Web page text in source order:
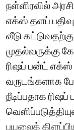
நள்ளிரவில்
எக்ஸ் தளப்
வீடு
முதல்வருக்கு
ரிஷப் பன்ட் எக்ஸ்
வருடங்களாக
நீடிப்பதாக
புயலைக்